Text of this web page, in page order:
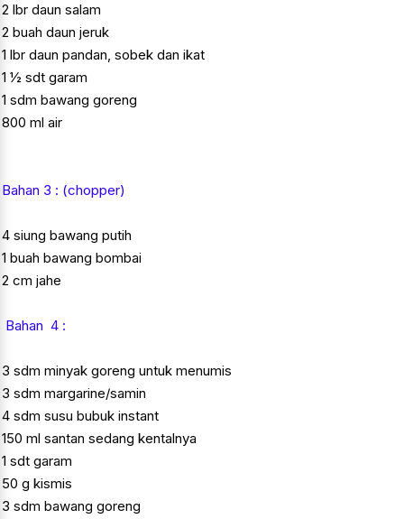
2 lbr daun salam
2 buah daun jeruk
1 lbr daun pandan, sobek dan ikat
1 ½ sdt garam
1 sdm bawang goreng
800 ml air
Bahan 3 : (chopper)
4 siung bawang putih
1 buah bawang bombai
2 cm jahe
Bahan 4 :
3 sdm minyak goreng untuk menumis
3 sdm margarine/samin
4 sdm susu bubuk instant
150 ml santan sedang kentalnya
1 sdt garam
50 g kismis
3 sdm bawang goreng